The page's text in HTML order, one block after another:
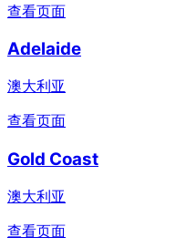
查看页面
Adelaide
澳大利亚
查看页面
Gold Coast
澳大利亚
查看页面